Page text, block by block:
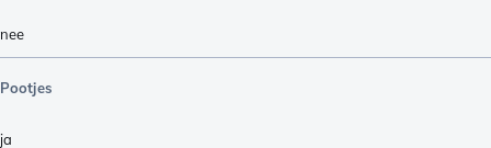
nee
Pootjes
ja